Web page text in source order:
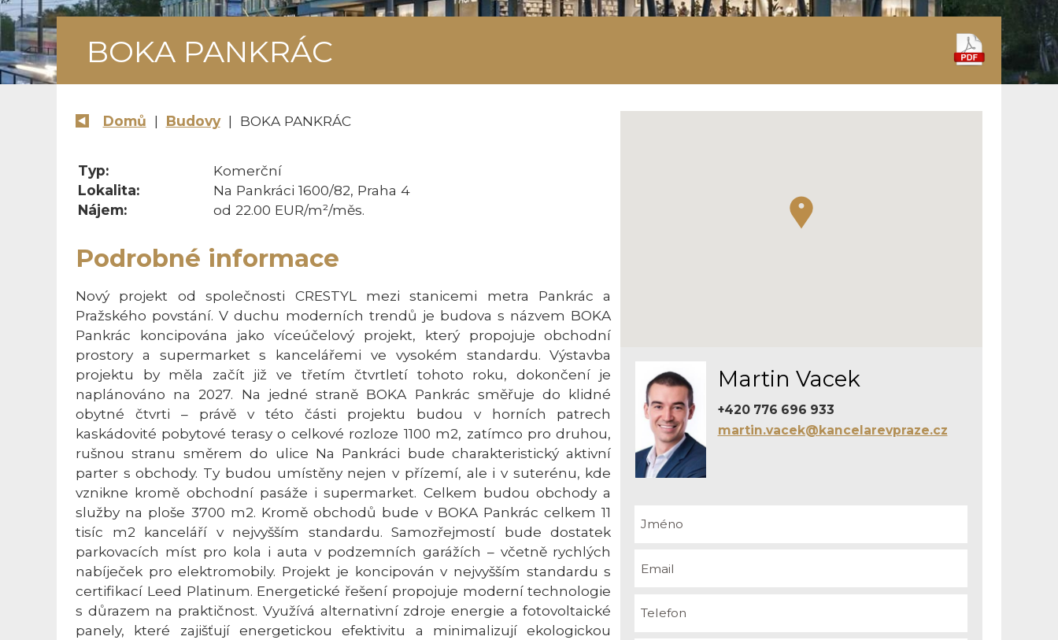
BOKA PANKRÁC
Domů | Budovy| BOKA PANKRÁC
Martin Vacek
+420 776 696 933
martin.vacek@kancelarevpraze.cz
Typ:
Komerční
Lokalita:
Na Pankráci 1600/82, Praha 4
Nájem:
od 22.00 EUR/m²/měs.
Podrobné informace
Nový projekt od společnosti CRESTYL mezi stanicemi metra Pankrác a
Pražského povstání. V duchu moderních trendů je budova s názvem BOKA
Pankrác koncipována jako víceúčelový projekt, který propojuje obchodní
prostory a supermarket s kancelářemi ve vysokém standardu. Výstavba
projektu by měla začít již ve třetím čtvrtletí tohoto roku, dokončení je
naplánováno na 2027. Na jedné straně BOKA Pankrác směřuje do klidné
obytné čtvrti – právě v této části projektu budou v horních patrech
kaskádovité pobytové terasy o celkové rozloze 1100 m2, zatímco pro druhou,
rušnou stranu směrem do ulice Na Pankráci bude charakteristický aktivní
parter s obchody. Ty budou umístěny nejen v přízemí, ale i v suterénu, kde
vznikne kromě obchodní pasáže i supermarket. Celkem budou obchody a
služby na ploše 3700 m2. Kromě obchodů bude v BOKA Pankrác celkem 11
tisíc m2 kanceláří v nejvyšším standardu. Samozřejmostí bude dostatek
parkovacích míst pro kola i auta v podzemních garážích – včetně rychlých
nabíječek pro elektromobily. Projekt je koncipován v nejvyšším standardu s
certifikací Leed Platinum. Energetické řešení propojuje moderní technologie
s důrazem na praktičnost. Využívá alternativní zdroje energie a fotovoltaické
panely, které zajišťují energetickou efektivitu a minimalizují ekologickou